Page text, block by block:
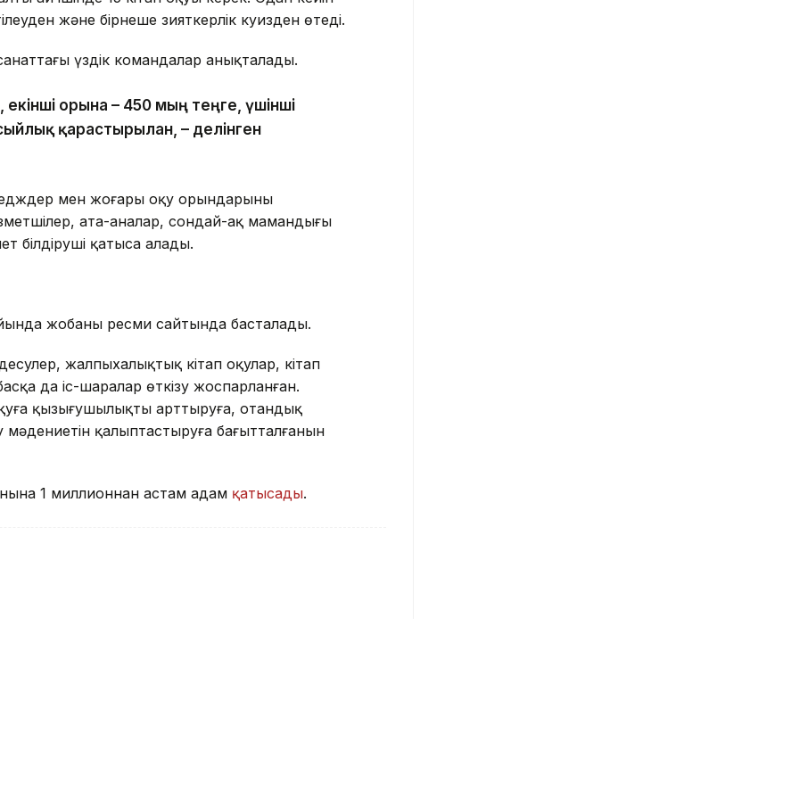
және бірнеше зияткерлік куизден өтеді.
үздік командалар анықталады.
екінші орынға – 450 мың теңге, үшінші
қарастырылған, – делінген
мен жоғары оқу орындарының
ата-аналар, сондай-ақ мамандығы
білдіруші қатыса алады.
жобаның ресми сайтында басталады.
жалпыхалықтық кітап оқулар, кітап
да іс-шаралар өткізу жоспарланған.
қызығушылықты арттыруға, отандық
мәдениетін қалыптастыруға бағытталғанын
1 миллионнан астам адам қатысады.